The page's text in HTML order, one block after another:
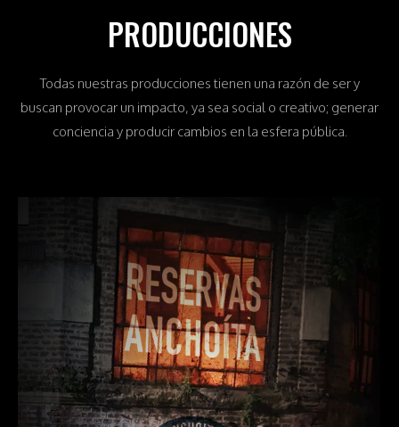
PRODUCCIONES
Todas nuestras producciones tienen una razón de ser y
buscan provocar un impacto, ya sea social o creativo; generar
conciencia y producir cambios en la esfera pública.